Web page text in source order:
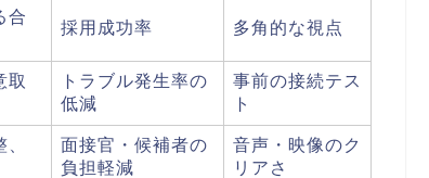
合
採用成功率 多角的な視点
取
トラブル発生率の
低減
事前の接続テス
ト
面接官・候補者の
負担軽減
音声・映像のク
リアさ